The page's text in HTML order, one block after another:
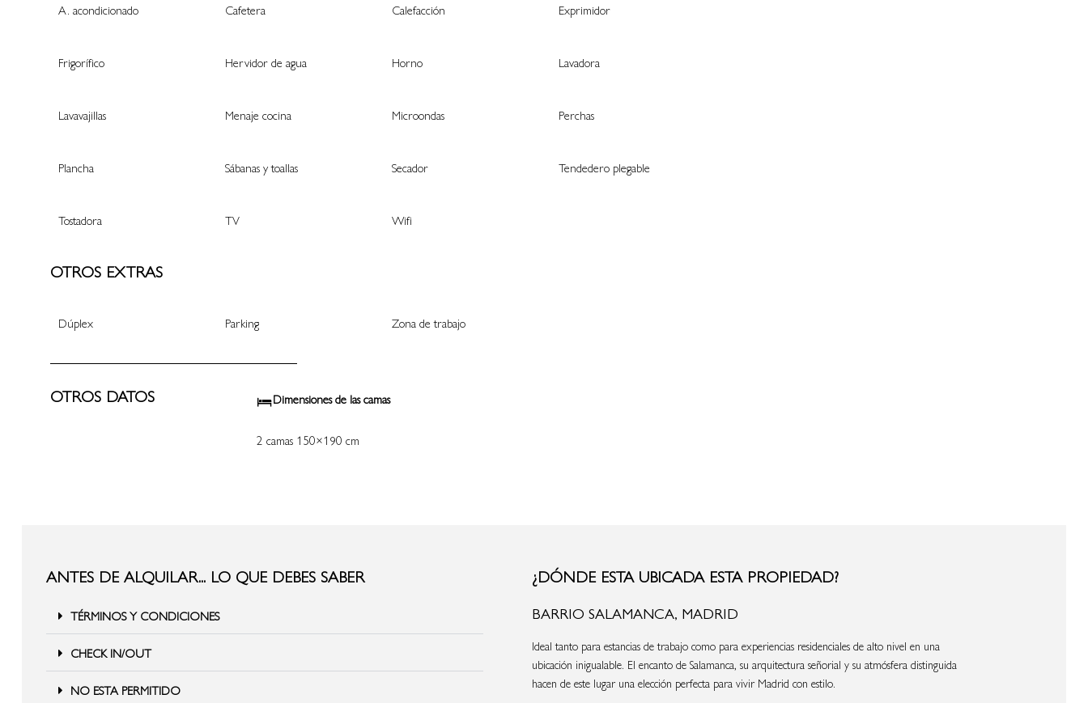
A. acondicionado Cafetera Calefacción Exprimidor
Frigorífico Hervidor de agua Horno Lavadora
Lavavajillas Menaje cocina Microondas Perchas
Plancha Sábanas y toallas Secador Tendedero plegable
Tostadora TV Wifi
OTROS EXTRAS
Dúplex Parking Zona de trabajo
OTROS DATOS Dimensiones de las camas
2 camas 150×190 cm
ANTES DE ALQUILAR... LO QUE DEBES SABER
TÉRMINOS Y CONDICIONES
CHECK IN/OUT
NO ESTA PERMITIDO
¿DÓNDE ESTA UBICADA ESTA PROPIEDAD?
BARRIO SALAMANCA, MADRID
Ideal tanto para estancias de trabajo como para experiencias residenciales de alto nivel en una
ubicación inigualable. El encanto de Salamanca, su arquitectura señorial y su atmósfera distinguida
hacen de este lugar una elección perfecta para vivir Madrid con estilo.